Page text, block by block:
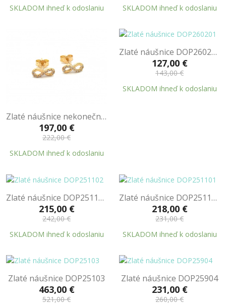
SKLADOM ihneď k odoslaniu
SKLADOM ihneď k odoslaniu
Zlaté náušnice nekonečno DOP26304
197,00 €
222,00 €
SKLADOM ihneď k odoslaniu
Zlaté náušnice DOP260201
127,00 €
143,00 €
SKLADOM ihneď k odoslaniu
Zlaté náušnice DOP251102
215,00 €
242,00 €
SKLADOM ihneď k odoslaniu
Zlaté náušnice DOP251101
218,00 €
231,00 €
SKLADOM ihneď k odoslaniu
Zlaté náušnice DOP25103
463,00 €
521,00 €
Zlaté náušnice DOP25904
231,00 €
260,00 €